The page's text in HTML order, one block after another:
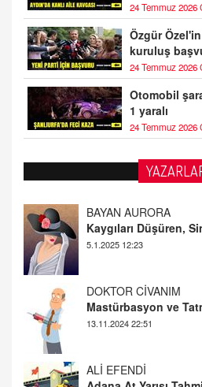
24 Temmuz 2026
Özgür
kuruluş
24 Temmuz 2026
Otomobil
1 yaralı
24 Temmuz 2026
BAYAN AURORA
Kaygıları Düşüren,
DOKTOR CİVANIM
ALİ EFENDİ
20.12.2024 12:46